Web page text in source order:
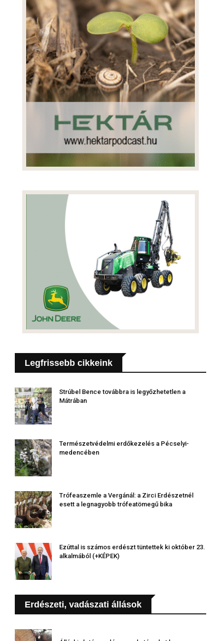
Legfrissebb cikkeink
Strúbel Bence továbbra is legyőzhetetlen a
Mátrában
Természetvédelmi erdőkezelés a Pécselyi-
medencében
Trófeaszemle a Vergánál: a Zirci Erdészetnél
esett a legnagyobb trófeatömegű bika
Ezúttal is számos erdészt tüntettek ki október 23.
alkalmából (+KÉPEK)
Erdészeti, vadászati állások